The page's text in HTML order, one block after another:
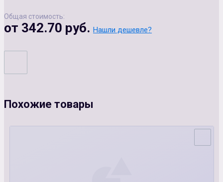
Общая стоимость:
от 342.70 руб. Нашли дешевле?
Похожие товары